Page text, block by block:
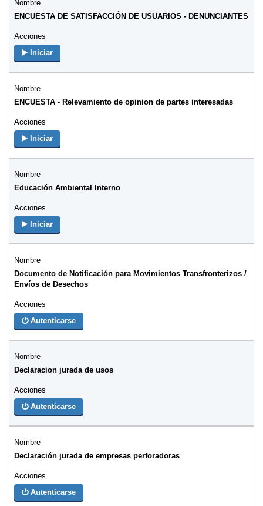
ENCUESTA DE SATISFACCIÓN DE USUARIOS - DENUNCIANTES
Iniciar
ENCUESTA - Relevamiento de opinion de partes interesadas
Iniciar
Educación Ambiental Interno
Iniciar
Documento de Notificación para Movimientos Transfronterizos /
Envíos de Desechos
Autenticarse
Declaracion jurada de usos
Autenticarse
Declaración jurada de empresas perforadoras
Autenticarse